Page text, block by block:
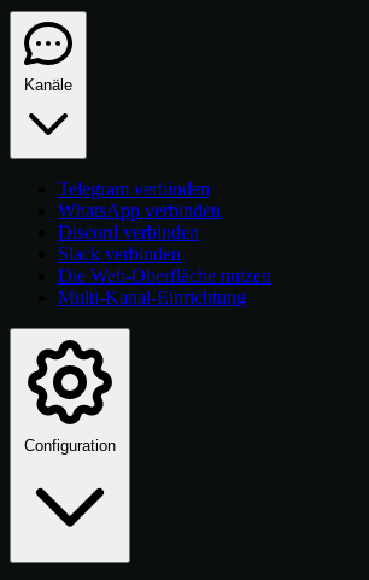
Kanäle
Telegram verbinden
WhatsApp verbinden
Discord verbinden
Slack verbinden
Die Web-Oberfläche nutzen
Multi-Kanal-Einrichtung
Configuration